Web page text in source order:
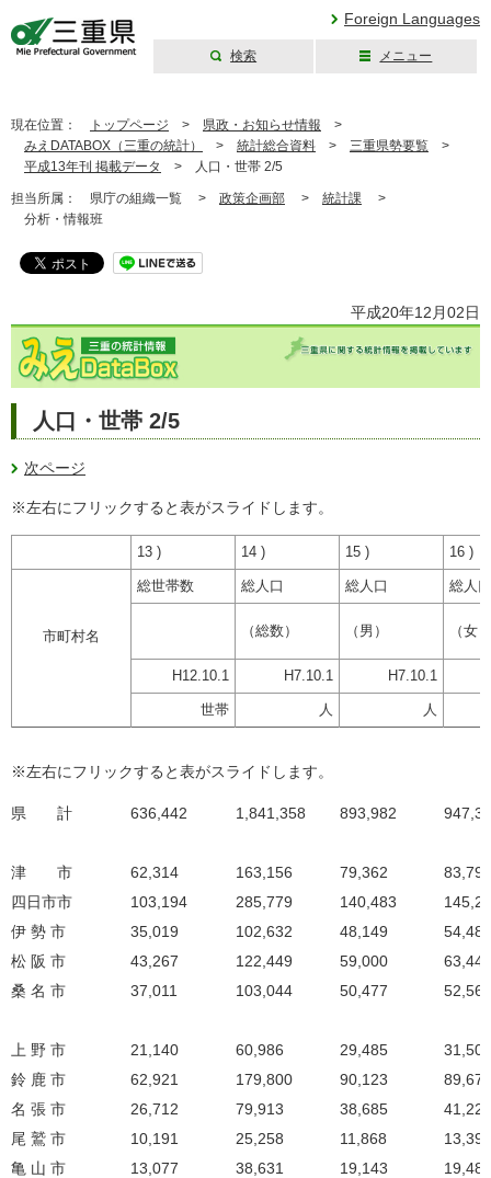
Foreign Languages
検索 メニュー
現在位置： トップページ > 県政・お知らせ情報 >
みえDATABOX（三重の統計）
> 統計総合資料 > 三重県勢要覧 >
平成13年刊 掲載データ
> 人口・世帯 2/5
担当所属： 県庁の組織一覧 > 政策企画部 > 統計課 >
分析・情報班
平成20年12月02日
人口・世帯 2/5
次ページ
※左右にフリックすると表がスライドします。
13 ) 14 ) 15 ) 16 )
市町村名
総世帯数 総人口 総人口 総人口
（総数） （男） （女）
H12.10.1 H7.10.1 H7.10.1
世帯 人 人
※左右にフリックすると表がスライドします。
県 計 636,442 1,841,358 893,982
津 市 62,314 163,156 79,362
83,794
四日市市
103,194 285,779 140,483
伊 勢 市
35,019 102,632 48,149
54,483
松 阪 市
43,267 122,449 59,000
63,449
桑 名 市
37,011 103,044 50,477 52,567
上 野 市 21,140 60,986 29,485
31,501
鈴 鹿 市
62,921 179,800 90,123
89,677
名 張 市
26,712 79,913 38,685
41,228
尾 鷲 市
10,191 25,258 11,868
13,390
亀 山 市
13,077 38,631 19,143 19,488